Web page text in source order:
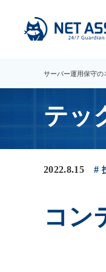
サーバー運用保守の
テッ
2022.8.15
コン